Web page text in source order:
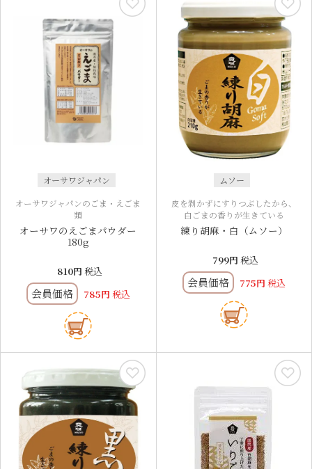
オーサワジャパン
オーサワジャパンのごま・えごま
類
オーサワのえごまパウダー
180g
810 税込
会員価格 785 税込
ムソー
皮を剥かずにすりつぶしたから、
白ごまの香りが生きている
練り胡麻・白（ムソー）
799 税込
会員価格 775 税込